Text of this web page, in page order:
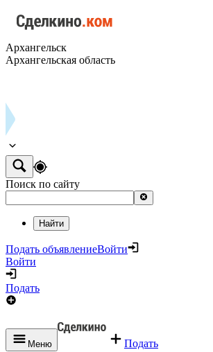
Архангельск
Архангельская область
Поиск по сайту
Найти
Подать объявлениеВойти
Войти
Подать
Меню Подать